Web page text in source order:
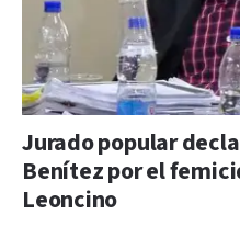
Jurado popular
Benítez por el
Leoncino